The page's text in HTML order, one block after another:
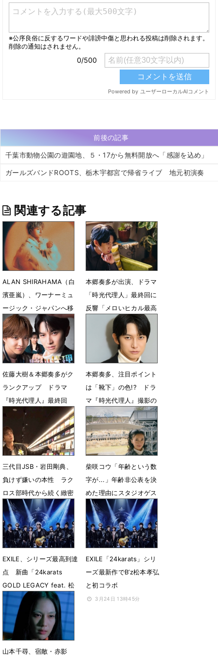
前後の記事
千葉市動物公園の遊園地、５・17から無料開放へ「感謝を込め」
ガールズバンドROOTS、栃木宇都宮で帰省ライブ 地元初演奏
関連する記事
ALAN SHIRAHAMA（白
濱亜嵐）、ワーナーミュ
ージック・ジャパンへ移
籍 最新アー写公開
6月26日 22時35分
本郷奏多が出演、ドラマ
「時光代理人」最終回に
反響「メロいヒカル最高
でした！」
6月15日 07時00分
佐藤大樹＆本郷奏多がク
ランクアップ ドラマ
『時光代理人』最終回
へ 撮影秘話とバディの
絆
6月12日 22時38分
本郷奏多、注目ポイント
は「靴下」の色!? ドラ
マ『時光代理人』撮影の
裏側
4月25日 18時00分
三代目JSB・岩田剛典、
負けず嫌いの本性 ラク
ロス部時代から続く緻密
な戦略を解剖
4月17日 15時24分
柴咲コウ「年齢という数
字が...」年齢非公表を決
めた理由にスタジオゲス
トもびっくり
4月17日 15時00分
EXILE、シリーズ最高到達
点 新曲「24karats
GOLD LEGACY feat. 松
本孝弘」MV公開
4月17日 12時08分
EXILE「24karats」シリ
ーズ最新作でB’z松本孝弘
と初コラボ
3月24日 13時45分
山本千尋、宿敵・赤影